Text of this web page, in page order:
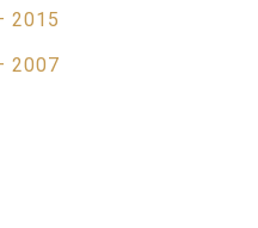
2015
2007